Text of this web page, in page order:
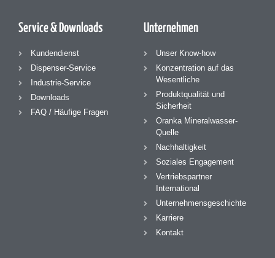
Service & Downloads
Kundendienst
Dispenser-Service
Industrie-Service
Downloads
FAQ / Häufige Fragen
Unternehmen
Unser Know-how
Konzentration auf das
Wesentliche
Produktqualität und
Sicherheit
Oranka Mineralwasser-
Quelle
Nachhaltigkeit
Soziales Engagement
Vertriebspartner
International
Unternehmensgeschichte
Karriere
Kontakt